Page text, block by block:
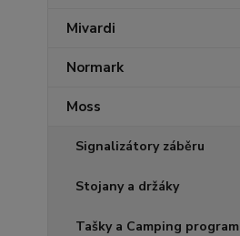
Mivardi
Normark
Moss
Signalizátory záběru
Stojany a držáky
Tašky a Camping program